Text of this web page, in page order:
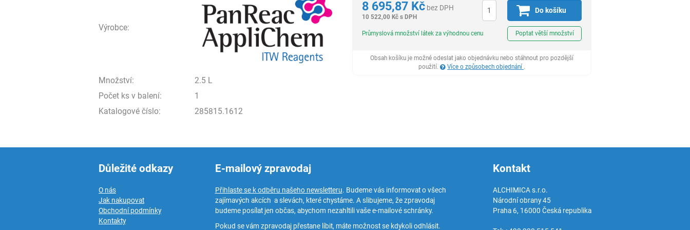
Výrobce:
Množství:
2.5 L
Počet ks v balení:
1
Katalogové číslo:
285815.1612
8 695,87 Kč bez DPH
10 522,00 Kč s DPH
Do košíku
Průmyslová množství látek za výhodnou cenu Poptat větší množství
Obsah košíku je možné odeslat jako objednávku nebo stáhnout pro pozdější
použití.
Více o způsobech objednání .
Důležité odkazy
O nás
Jak nakupovat
Obchodní podmínky
Kontakty
E-mailový zpravodaj
Přihlaste se k odběru našeho newsletteru. Budeme vás informovat o všech
zajímavých akcích a slevách, které chystáme. A slibujeme, že zpravodaj
budeme posílat jen občas, abychom nezahltili vaše e-mailové schránky.
Pokud se vám zpravodaj přestane líbit, máte možnost se kdykoli odhlásit.
Kontakt
ALCHIMICA s.r.o.
Národní obrany 45
Praha 6, 16000 Česká republika